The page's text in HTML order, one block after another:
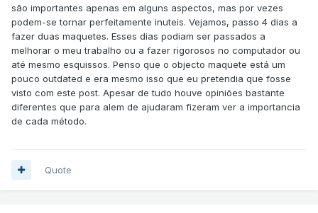
são importantes apenas em alguns aspectos, mas por vezes
podem-se tornar perfeitamente inuteis. Vejamos, passo 4 dias a
fazer duas maquetes. Esses dias podiam ser passados a
melhorar o meu trabalho ou a fazer rigorosos no computador ou
até mesmo esquissos. Penso que o objecto maquete está um
pouco outdated e era mesmo isso que eu pretendia que fosse
visto com este post. Apesar de tudo houve opiniões bastante
diferentes que para alem de ajudaram fizeram ver a importancia
de cada método.
Quote